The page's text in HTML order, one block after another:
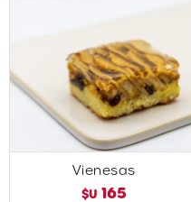
Vienesas
$U 165